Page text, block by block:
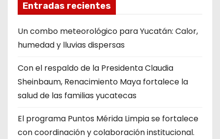
Entradas recientes
Un combo meteorológico para Yucatán: Calor,
humedad y lluvias dispersas
Con el respaldo de la Presidenta Claudia
Sheinbaum, Renacimiento Maya fortalece la
salud de las familias yucatecas
El programa Puntos Mérida Limpia se fortalece
con coordinación y colaboración institucional.